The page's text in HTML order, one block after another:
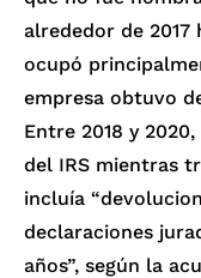
alrededor de 2017
ocupó
empresa obtuvo
Entre 2018 y
del IRS mientras
incluía
declaraciones
años”, según la